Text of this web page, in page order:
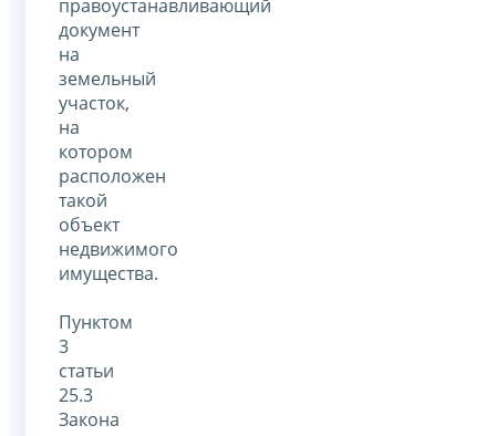
правоустанавливающий
документ
на
земельный
участок,
на
котором
расположен
такой
объект
недвижимого
имущества.
Пунктом
3
статьи
25.3
Закона